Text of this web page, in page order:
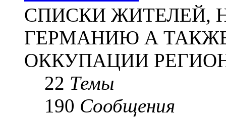
СПИСКИ ЖИТЕЛЕЙ,
ГЕРМАНИЮ А
ОККУПАЦИИ
22 Темы
190 Сообщения